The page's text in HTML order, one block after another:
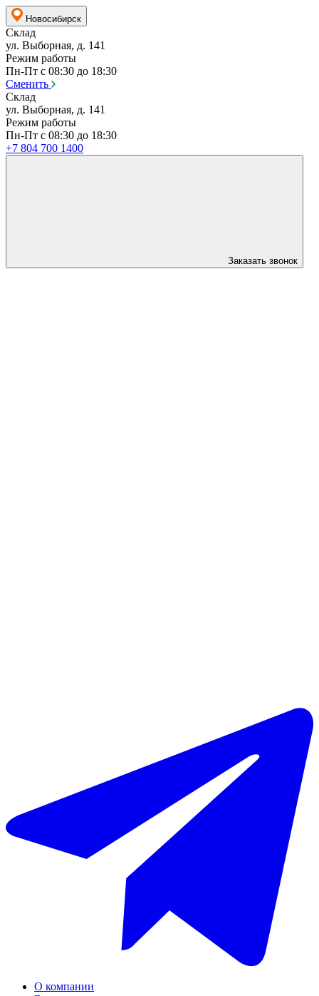
Новосибирск
Склад
ул. Выборная, д. 141
Режим работы
Пн-Пт с 08:30 до 18:30
Сменить
Склад
ул. Выборная, д. 141
Режим работы
Пн-Пт с 08:30 до 18:30
+7 804 700 1400
Заказать звонок
О компании